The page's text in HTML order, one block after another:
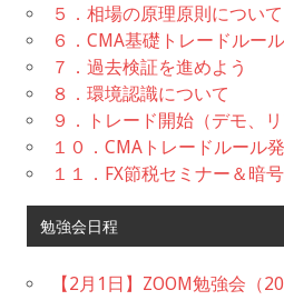
５．相場の原理原則について
６．CMA基礎トレードルー
７．過去検証を進めよう
８．環境認識について
９．トレード開始（デモ、リ
１０．CMAトレードルール
１１．FX節税セミナー＆暗
勉強会日程
【2月1日】ZOOM勉強会（